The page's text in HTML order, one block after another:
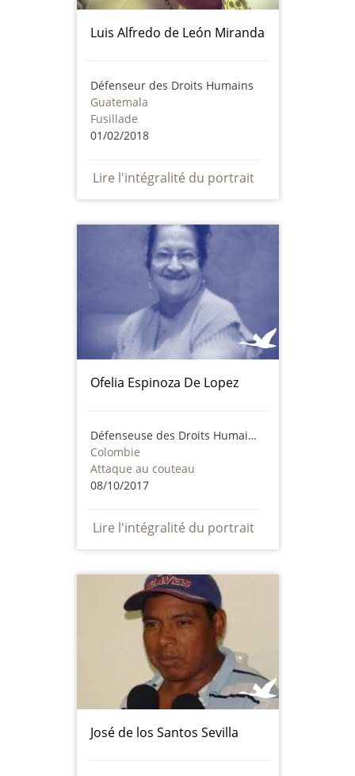
Luis Alfredo de León Miranda
Défenseur des Droits Humains
Guatemala
Fusillade
01/02/2018
Lire l'intégralité du portrait
Ofelia Espinoza De Lopez
Défenseuse des Droits Humains
Colombie
Attaque au couteau
08/10/2017
Lire l'intégralité du portrait
José de los Santos Sevilla